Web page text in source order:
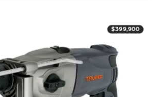
$399,900